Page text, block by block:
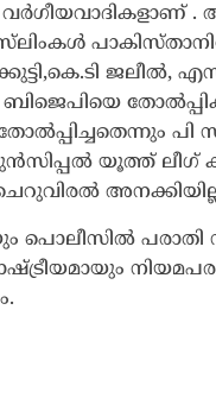
.
ബിജെപിയെ
പി
യൂത്ത് ലീഗ്
പരാതി